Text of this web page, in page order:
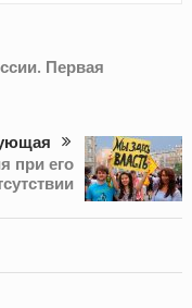
Первая
при его